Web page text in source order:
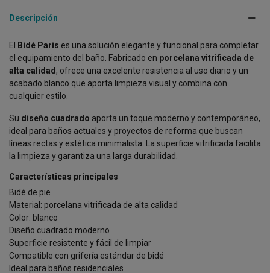
Descripción
El Bidé Paris es una solución elegante y funcional para completar
el equipamiento del baño. Fabricado en porcelana vitrificada de
alta calidad, ofrece una excelente resistencia al uso diario y un
acabado blanco que aporta limpieza visual y combina con
cualquier estilo.
Su diseño cuadrado aporta un toque moderno y contemporáneo,
ideal para baños actuales y proyectos de reforma que buscan
líneas rectas y estética minimalista. La superficie vitrificada facilita
la limpieza y garantiza una larga durabilidad.
Características principales
Bidé de pie
Material: porcelana vitrificada de alta calidad
Color: blanco
Diseño cuadrado moderno
Superficie resistente y fácil de limpiar
Compatible con grifería estándar de bidé
Ideal para baños residenciales